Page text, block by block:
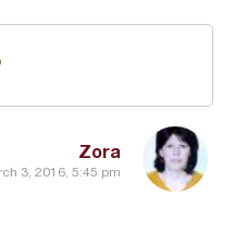
Zora
3, 2016, 5:45 pm